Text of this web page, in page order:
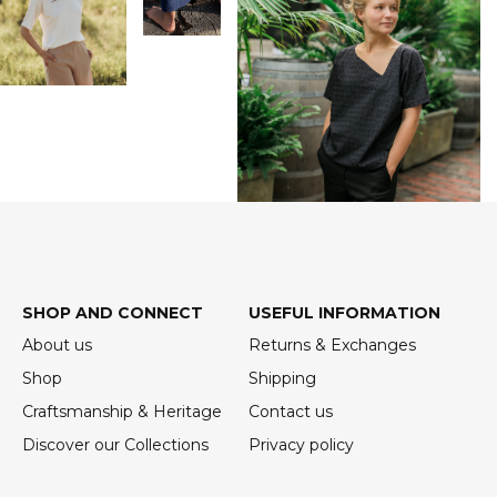
SHOP AND CONNECT
About us
Shop
Craftsmanship & Heritage
Discover our Collections
USEFUL INFORMATION
Returns & Exchanges
Shipping
Contact us
Privacy policy